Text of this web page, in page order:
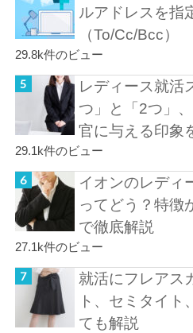
ルアドレスを指
（To/Cc/Bcc）
29.8k件のビュー
レディース就活
つ」と「2つ」
官に与える印象
29.1k件のビュー
イオンのレディ
ってどう？特徴
で徹底解説
27.1k件のビュー
就活にフレアス
ト、セミタイト
ても解説